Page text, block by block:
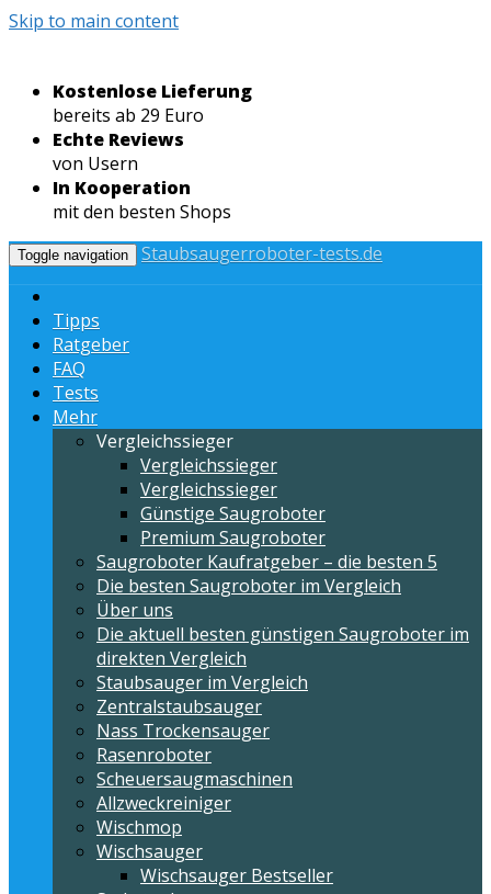
Skip to main content
Kostenlose Lieferung
bereits ab 29 Euro
Echte Reviews
von Usern
In Kooperation
mit den besten Shops
Toggle navigation Staubsaugerroboter-tests.de
Tipps
Ratgeber
FAQ
Tests
Mehr
Vergleichssieger
Vergleichssieger
Vergleichssieger
Günstige Saugroboter
Premium Saugroboter
Saugroboter Kaufratgeber – die besten 5
Die besten Saugroboter im Vergleich
Über uns
Die aktuell besten günstigen Saugroboter im
direkten Vergleich
Staubsauger im Vergleich
Zentralstaubsauger
Nass Trockensauger
Rasenroboter
Scheuersaugmaschinen
Allzweckreiniger
Wischmop
Wischsauger
Wischsauger Bestseller